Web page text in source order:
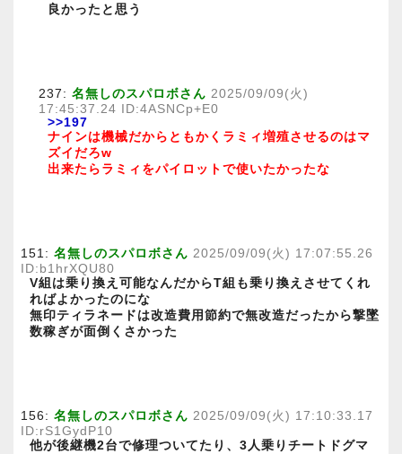
良かったと思う
237: 名無しのスパロボさん 2025/09/09(火)
17:45:37.24 ID:4ASNCp+E0
>>197
ナインは機械だからともかくラミィ増殖させるのはマ
ズイだろw
出来たらラミィをパイロットで使いたかったな
151: 名無しのスパロボさん 2025/09/09(火) 17:07:55.26
ID:b1hrXQU80
V組は乗り換え可能なんだからT組も乗り換えさせてくれ
ればよかったのにな
無印ティラネードは改造費用節約で無改造だったから撃墜
数稼ぎが面倒くさかった
156: 名無しのスパロボさん 2025/09/09(火) 17:10:33.17
ID:rS1GydP10
他が後継機2台で修理ついてたり、3人乗りチートドグマ